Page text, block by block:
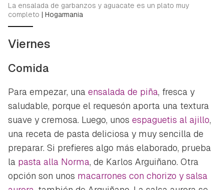
Guardar como favorito
Para poder guardar como favorito, primero has de
La ensalada de garbanzos y aguacate es un plato muy
completo | Hogarmania
Viernes
Comida
Para empezar, una ensalada de piña, fresca y
saludable, porque el requesón aporta una textura
suave y cremosa. Luego, unos espaguetis al ajillo,
una receta de pasta deliciosa y muy sencilla de
preparar. Si prefieres algo más elaborado, prueba
la pasta alla Norma, de Karlos Arguiñano. Otra
opción son unos macarrones con chorizo y salsa
Contenido enviado
Gracias por suscribirte a nuestro boletín.